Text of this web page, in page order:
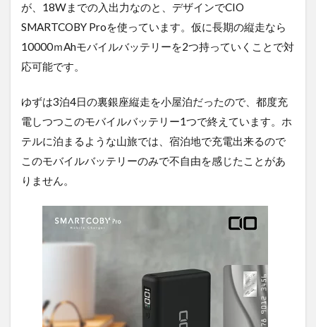
が、18Wまでの入出力なのと、デザインでCIO
SMARTCOBY Proを使っています。仮に長期の縦走なら
10000ｍAhモバイルバッテリーを2つ持っていくことで対
応可能です。
ゆずは3泊4日の裏銀座縦走を小屋泊だったので、都度充
電しつつこのモバイルバッテリー1つで終えています。ホ
テルに泊まるような山旅では、宿泊地で充電出来るので
このモバイルバッテリーのみで不自由を感じたことがあ
りません。